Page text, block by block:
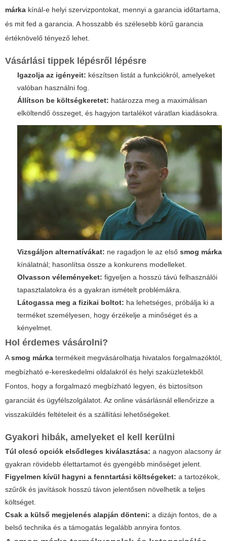
márka kínál-e helyi szervizpontokat, mennyi a garancia időtartama,
és mit fed a garancia. A hosszabb és szélesebb körű garancia
értéknövelő tényező lehet.
Vásárlási tippek lépésről lépésre
Igazolja az igényeit: készítsen listát a funkciókról, amelyeket
valóban használni fog.
Állítson be költségkeretet: határozza meg a maximálisan
elköltendő összeget, és hagyjon tartalékot váratlan kiadásokra.
Vizsgáljon alternatívákat: ne ragadjon le az első smog márka
kínálatnál; hasonlítsa össze a konkurens modelleket.
Olvasson véleményeket: figyeljen a hosszú távú felhasználói
tapasztalatokra és a gyakran ismételt problémákra.
Látogassa meg a fizikai boltot: ha lehetséges, próbálja ki a
terméket személyesen, hogy érzékelje a minőséget és a
kényelmet.
Hol érdemes vásárolni?
Asmog márka termékeit megvásárolhatja hivatalos forgalmazóktól,
megbízható e-kereskedelmi oldalakról és helyi szaküzletekből.
Fontos, hogy a forgalmazó megbízható legyen, és biztosítson
garanciát és ügyfélszolgálatot. Az online vásárlásnál ellenőrizze a
visszaküldés feltételeit és a szállítási lehetőségeket.
Gyakori hibák, amelyeket el kell kerülni
Túl olcsó opciók elsődleges kiválasztása: a nagyon alacsony ár
gyakran rövidebb élettartamot és gyengébb minőséget jelent.
Figyelmen kívül hagyni a fenntartási költségeket: a tartozékok,
szűrők és javítások hosszú távon jelentősen növelhetik a teljes
költséget.
Csak a külső megjelenés alapján dönteni: a dizájn fontos, de a
belső technika és a támogatás legalább annyira fontos.